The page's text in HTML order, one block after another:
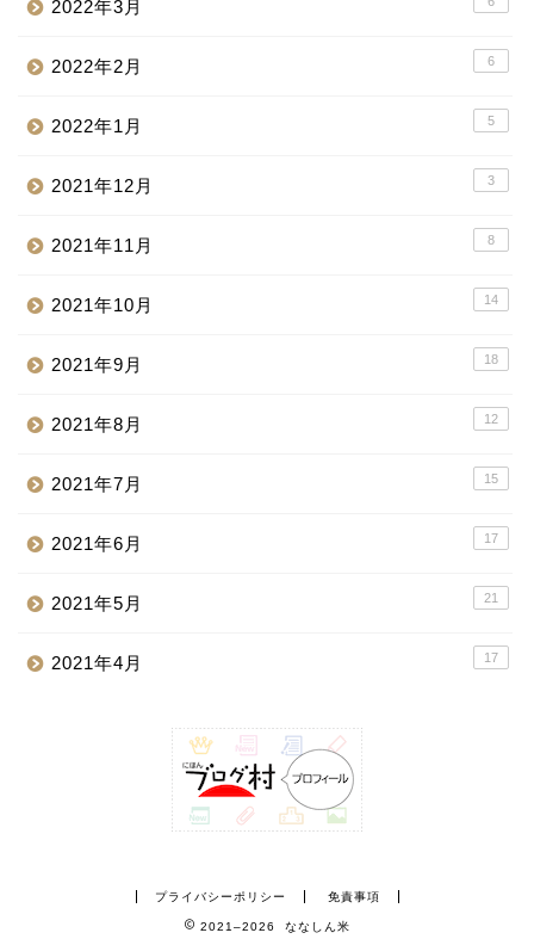
2022年3月
2022年2月 6
2022年1月 5
2021年12月 3
2021年11月 8
2021年10月 14
2021年9月 18
2021年8月 12
2021年7月 15
2021年6月 17
2021年5月 21
2021年4月 17
プライバシーポリシー 免責事項
2021–2026 ななしん米